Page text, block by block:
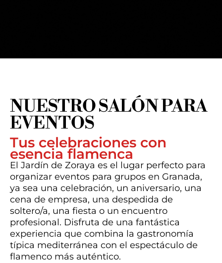
NUESTRO SALÓN PARA
EVENTOS
Tus celebraciones con
esencia flamenca
El Jardín de Zoraya es el lugar perfecto para
organizar eventos para grupos en Granada,
ya sea una celebración, un aniversario, una
cena de empresa, una despedida de
soltero/a, una fiesta o un encuentro
profesional. Disfruta de una fantástica
experiencia que combina la gastronomía
típica mediterránea con el espectáculo de
flamenco más auténtico.